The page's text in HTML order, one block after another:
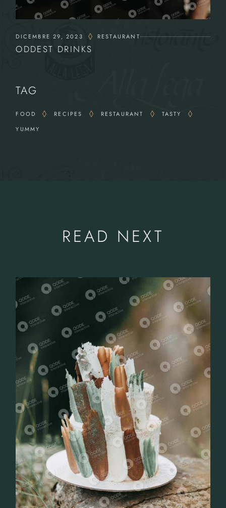
DICEMBRE 29, 2023 RESTAURANT
ODDEST DRINKS
TAG
FOOD RECIPES RESTAURANT
TASTY
YUMMY
READ NEXT